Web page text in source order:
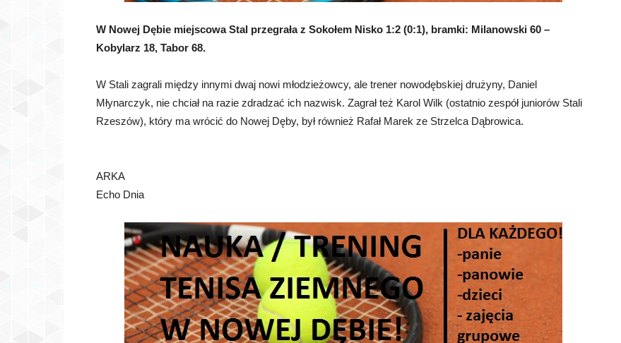
W Nowej Dębie miejscowa Stal przegrała z Sokołem Nisko 1:2 (0:1), bramki: Milanowski 60 –
Kobylarz 18, Tabor 68.
W Stali zagrali między innymi dwaj nowi młodzieżowcy, ale trener nowodębskiej drużyny, Daniel
Młynarczyk, nie chciał na razie zdradzać ich nazwisk. Zagrał też Karol Wilk (ostatnio zespół juniorów Stali
Rzeszów), który ma wrócić do Nowej Dęby, był również Rafał Marek ze Strzelca Dąbrowica.
ARKA
Echo Dnia